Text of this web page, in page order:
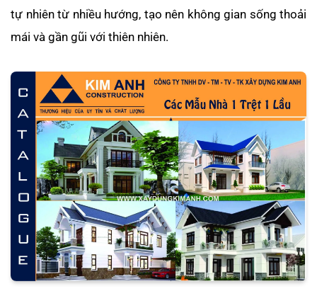
tự nhiên từ nhiều hướng, tạo nên không gian sống thoải
mái và gần gũi với thiên nhiên.